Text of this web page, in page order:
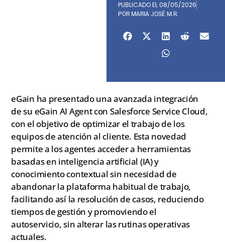
PUBLICADO EL 08/05/2026
POR MARIA JOSÉ M.R.
eGain ha presentado una avanzada integración
de su eGain AI Agent con Salesforce Service Cloud,
con el objetivo de optimizar el trabajo de los
equipos de atención al cliente. Esta novedad
permite a los agentes acceder a herramientas
basadas en inteligencia artificial (IA) y
conocimiento contextual sin necesidad de
abandonar la plataforma habitual de trabajo,
facilitando así la resolución de casos, reduciendo
tiempos de gestión y promoviendo el
autoservicio, sin alterar las rutinas operativas
actuales.